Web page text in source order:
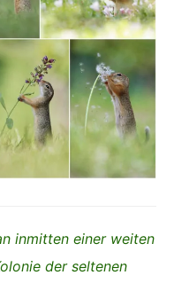
inmitten einer weiten
der seltenen